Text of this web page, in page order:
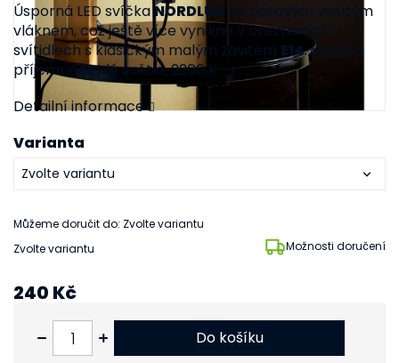
Zvolte variantu Možnosti doručení
Varianta
Můžeme doručit do: Zvolte variantu
Úsporná LED svíčkaNORDLUX se zlatavým vinutým
vláknem, což ještě více vynikne v otevřených
svítidlech s klasickým malým závitem E14. Vydává
příjemné teplé světlo, 2200 K.
Detailní informace
240 Kč
Do košíku